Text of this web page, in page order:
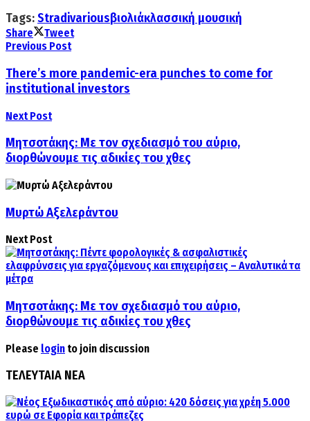
Tags:Stradivariousβιολιάκλασσική μουσική
Share
Tweet
Previous Post
There’s more pandemic-era punches to come for
institutional investors
Next Post
Μητσοτάκης: Με τον σχεδιασμό του αύριο,
διορθώνουμε τις αδικίες του χθες
Μυρτώ Αξελεράντου
Next Post
Μητσοτάκης: Με τον σχεδιασμό του αύριο,
διορθώνουμε τις αδικίες του χθες
Please login to join discussion
ΤΕΛΕΥΤΑΙΑ ΝΕΑ